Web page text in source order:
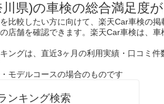
川県)の車検の総合満足度
比較したい方に向けて、楽天Car車検の
店舗を確認できます。楽天Car車検は、
ングは、直近3ヶ月の利用実績・口コミ
モデルコースの場合のものです
ンキング検索